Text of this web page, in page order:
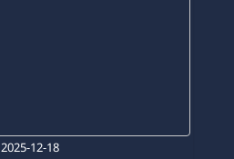
2025-12-18